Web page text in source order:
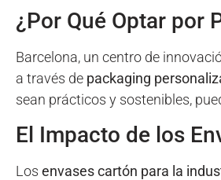
¿Por Qué Optar por
Barcelona, un centro de
a través de packaging
sean prácticos y sostenibles,
El Impacto de los
Los envases cartón para la